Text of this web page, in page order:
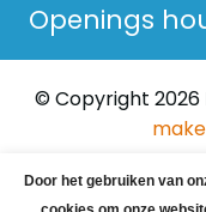
Openings
© Copyright 2026
Door het gebruiken van